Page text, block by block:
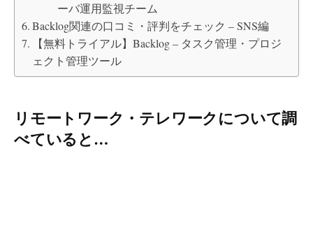
ーバ運用監視チーム
Backlog関連の口コミ・評判をチェック – SNS編
【無料トライアル】Backlog – タスク管理・プロジ
ェクト管理ツール
リモートワーク・テレワークについて調
べていると…